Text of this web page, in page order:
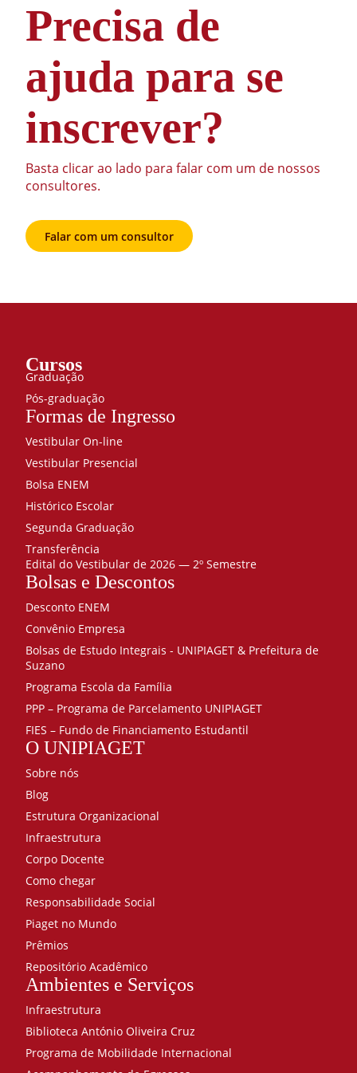
Precisa de
ajuda para se
inscrever?
Basta clicar ao lado para falar com um de nossos
consultores.
Falar com um consultor
Cursos
Graduação
Pós-graduação
Formas de Ingresso
Vestibular On-line
Vestibular Presencial
Bolsa ENEM
Histórico Escolar
Segunda Graduação
Transferência
Edital do Vestibular de 2026 — 2º Semestre
Bolsas e Descontos
Desconto ENEM
Convênio Empresa
Bolsas de Estudo Integrais - UNIPIAGET & Prefeitura de
Suzano
Programa Escola da Família
PPP – Programa de Parcelamento UNIPIAGET
FIES – Fundo de Financiamento Estudantil
O UNIPIAGET
Sobre nós
Blog
Estrutura Organizacional
Infraestrutura
Corpo Docente
Como chegar
Responsabilidade Social
Piaget no Mundo
Prêmios
Repositório Acadêmico
Ambientes e Serviços
Infraestrutura
Biblioteca António Oliveira Cruz
Programa de Mobilidade Internacional